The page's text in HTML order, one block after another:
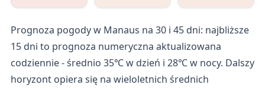
Prognoza pogody w Manaus na 30 i 45 dni: najbliższe
15 dni to prognoza numeryczna aktualizowana
codziennie - średnio 35℃ w dzień i 28℃ w nocy. Dalszy
horyzont opiera się na wieloletnich średnich